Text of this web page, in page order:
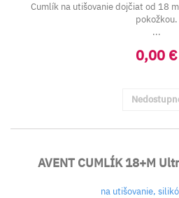
Cumlík na utišovanie dojčiat od 18
pokožkou.
...
0,00 €
AVENT CUMLÍK 18+M
na utišovanie,